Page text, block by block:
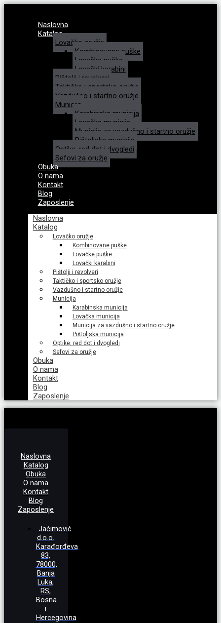
Naslovna
Katalog
Lovačko oružje
Kombinovane puške
Lovačke puške
Lovački karabini
Pištolji i revolveri
Taktičko i sportsko oružje
Vazdušno i startno oružje
Municija
Karabinska municija
Lovačka municija
Municija za vazdušno i startno oružje
Pištoljska municija
Optike, red dot i dvogledi
Sefovi za oružje
Obuka
O nama
Kontakt
Blog
Zaposlenje
Naslovna
Katalog
Lovačko oružje
Kombinovane puške
Lovačke puške
Lovački karabini
Pištolji i revolveri
Taktičko i sportsko oružje
Vazdušno i startno oružje
Municija
Karabinska municija
Lovačka municija
Municija za vazdušno i startno oružje
Pištoljska municija
Optike, red dot i dvogledi
Sefovi za oružje
Obuka
O nama
Kontakt
Blog
Zaposlenje
Naslovna
Katalog
Obuka
O nama
Kontakt
Blog
Zaposlenje
Jaćimović
d.o.o.
Karađorđeva
83,
78000,
Banja
Luka,
RS,
Bosna
i
Hercegovina